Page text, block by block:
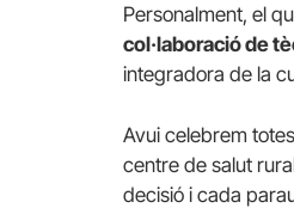
Personalment, el
col·laboració de
integradora de la
Avui celebrem
centre de salut
decisió i cada